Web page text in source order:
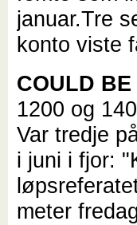
januar.Tre
konto viste
COULD BE
1200 og
Var tredje
i juni i fjor:
meter